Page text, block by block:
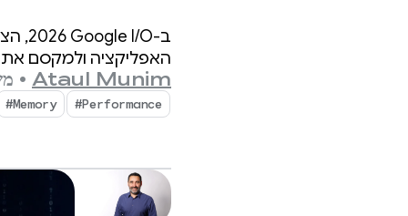
‘26
האפליקציה ולמקסם את
Ataul Munim
•
‎#Performance
‎#Memory